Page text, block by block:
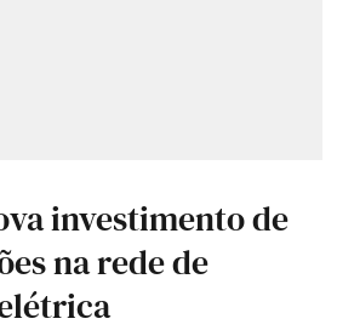
investimento de
na rede de